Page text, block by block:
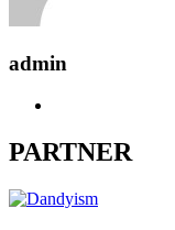
admin
PARTNER